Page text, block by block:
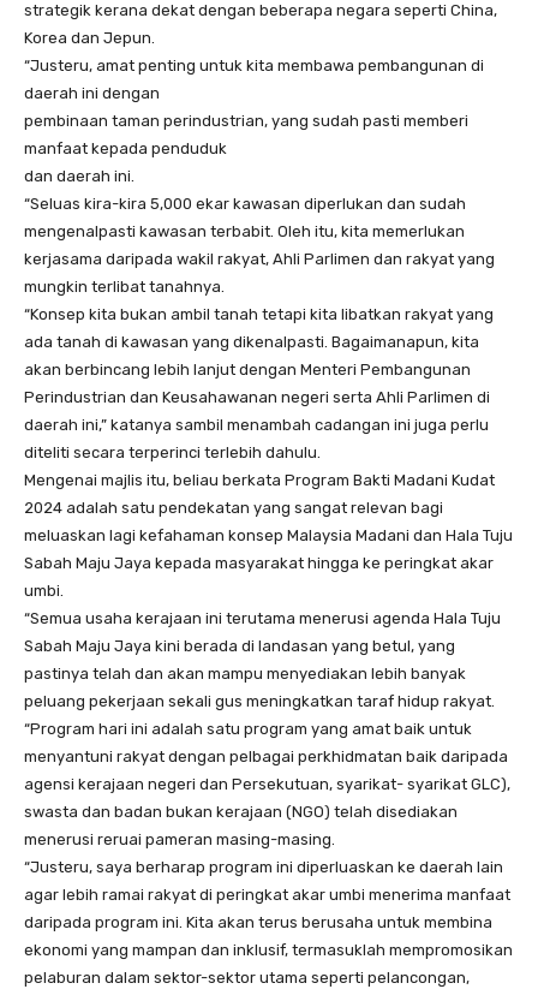
strategik kerana dekat dengan beberapa negara seperti China,
Korea dan Jepun.
“Justeru, amat penting untuk kita membawa pembangunan di
daerah ini dengan
pembinaan taman perindustrian, yang sudah pasti memberi
manfaat kepada penduduk
dan daerah ini.
“Seluas kira-kira 5,000 ekar kawasan diperlukan dan sudah
mengenalpasti kawasan terbabit. Oleh itu, kita memerlukan
kerjasama daripada wakil rakyat, Ahli Parlimen dan rakyat yang
mungkin terlibat tanahnya.
“Konsep kita bukan ambil tanah tetapi kita libatkan rakyat yang
ada tanah di kawasan yang dikenalpasti. Bagaimanapun, kita
akan berbincang lebih lanjut dengan Menteri Pembangunan
Perindustrian dan Keusahawanan negeri serta Ahli Parlimen di
daerah ini,” katanya sambil menambah cadangan ini juga perlu
diteliti secara terperinci terlebih dahulu.
Mengenai majlis itu, beliau berkata Program Bakti Madani Kudat
2024 adalah satu pendekatan yang sangat relevan bagi
meluaskan lagi kefahaman konsep Malaysia Madani dan Hala Tuju
Sabah Maju Jaya kepada masyarakat hingga ke peringkat akar
umbi.
“Semua usaha kerajaan ini terutama menerusi agenda Hala Tuju
Sabah Maju Jaya kini berada di landasan yang betul, yang
pastinya telah dan akan mampu menyediakan lebih banyak
peluang pekerjaan sekali gus meningkatkan taraf hidup rakyat.
“Program hari ini adalah satu program yang amat baik untuk
menyantuni rakyat dengan pelbagai perkhidmatan baik daripada
agensi kerajaan negeri dan Persekutuan, syarikat- syarikat GLC),
swasta dan badan bukan kerajaan (NGO) telah disediakan
menerusi reruai pameran masing-masing.
“Justeru, saya berharap program ini diperluaskan ke daerah lain
agar lebih ramai rakyat di peringkat akar umbi menerima manfaat
daripada program ini. Kita akan terus berusaha untuk membina
ekonomi yang mampan dan inklusif, termasuklah mempromosikan
pelaburan dalam sektor-sektor utama seperti pelancongan,